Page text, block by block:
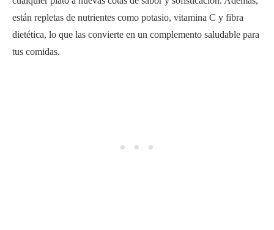
están repletas de nutrientes como potasio, vitamina C y fibra
dietética, lo que las convierte en un complemento saludable para
tus comidas.